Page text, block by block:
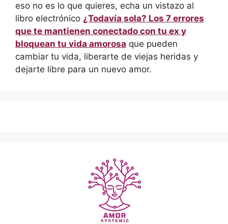
eso no es lo que quieres, echa un vistazo al
libro electrónico ¿Todavía sola? Los 7 errores
que te mantienen conectado con tu ex y
bloquean tu vida amorosa que pueden
cambiar tu vida, liberarte de viejas heridas y
dejarte libre para un nuevo amor.